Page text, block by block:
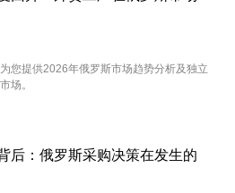
您提供2026年俄罗斯市场趋势分析及独立
场。
后：俄罗斯采购决策在发生的